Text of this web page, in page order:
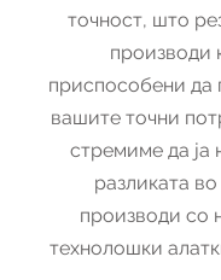
точност, што
производи
приспособени да
вашите точни
стремиме да ја
разликата
производи со
технолошки